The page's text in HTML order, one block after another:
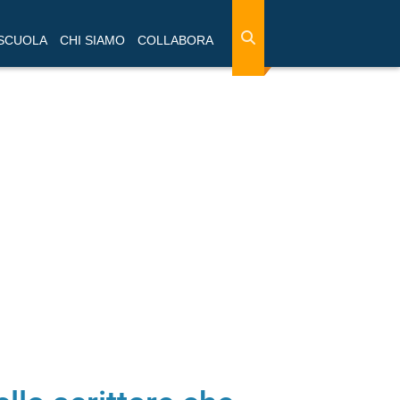
CHI SIAMO COLLABORA